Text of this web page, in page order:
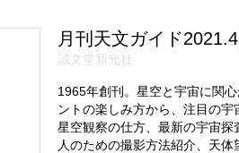
月刊天文ガイド
誠文堂新光社
1965年創刊。星空と宇宙に関
ントの楽しみ方から、注目の宇
星空観察の仕方、最新の宇宙
人のための撮影方法紹介、天体